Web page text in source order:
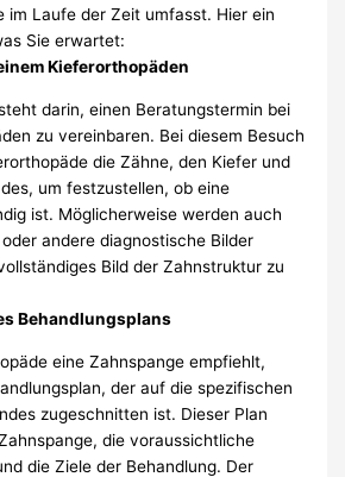
im Laufe der Zeit umfasst. Hier ein
Sie erwartet:
Kieferorthopäden
darin, einen Beratungstermin bei
zu vereinbaren. Bei diesem Besuch
die Zähne, den Kiefer und
um festzustellen, ob eine
ist. Möglicherweise werden auch
andere diagnostische Bilder
Bild der Zahnstruktur zu
Behandlungsplans
eine Zahnspange empfiehlt,
der auf die spezifischen
zugeschnitten ist. Dieser Plan
die voraussichtliche
die Ziele der Behandlung. Der